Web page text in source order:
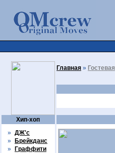
Хип-хоп
» ДЖ'с
»
Брейкданс
»
Граффити
Главная » Гостевая